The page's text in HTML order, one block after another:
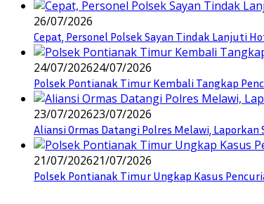
26/07/2026
Cepat, Personel Polsek Sayan Tindak Lanjuti
24/07/202624/07/2026
Polsek Pontianak Timur Kembali Tangkap
23/07/202623/07/2026
Aliansi Ormas Datangi Polres Melawi, Laporkan
21/07/202621/07/2026
Polsek Pontianak Timur Ungkap Kasus